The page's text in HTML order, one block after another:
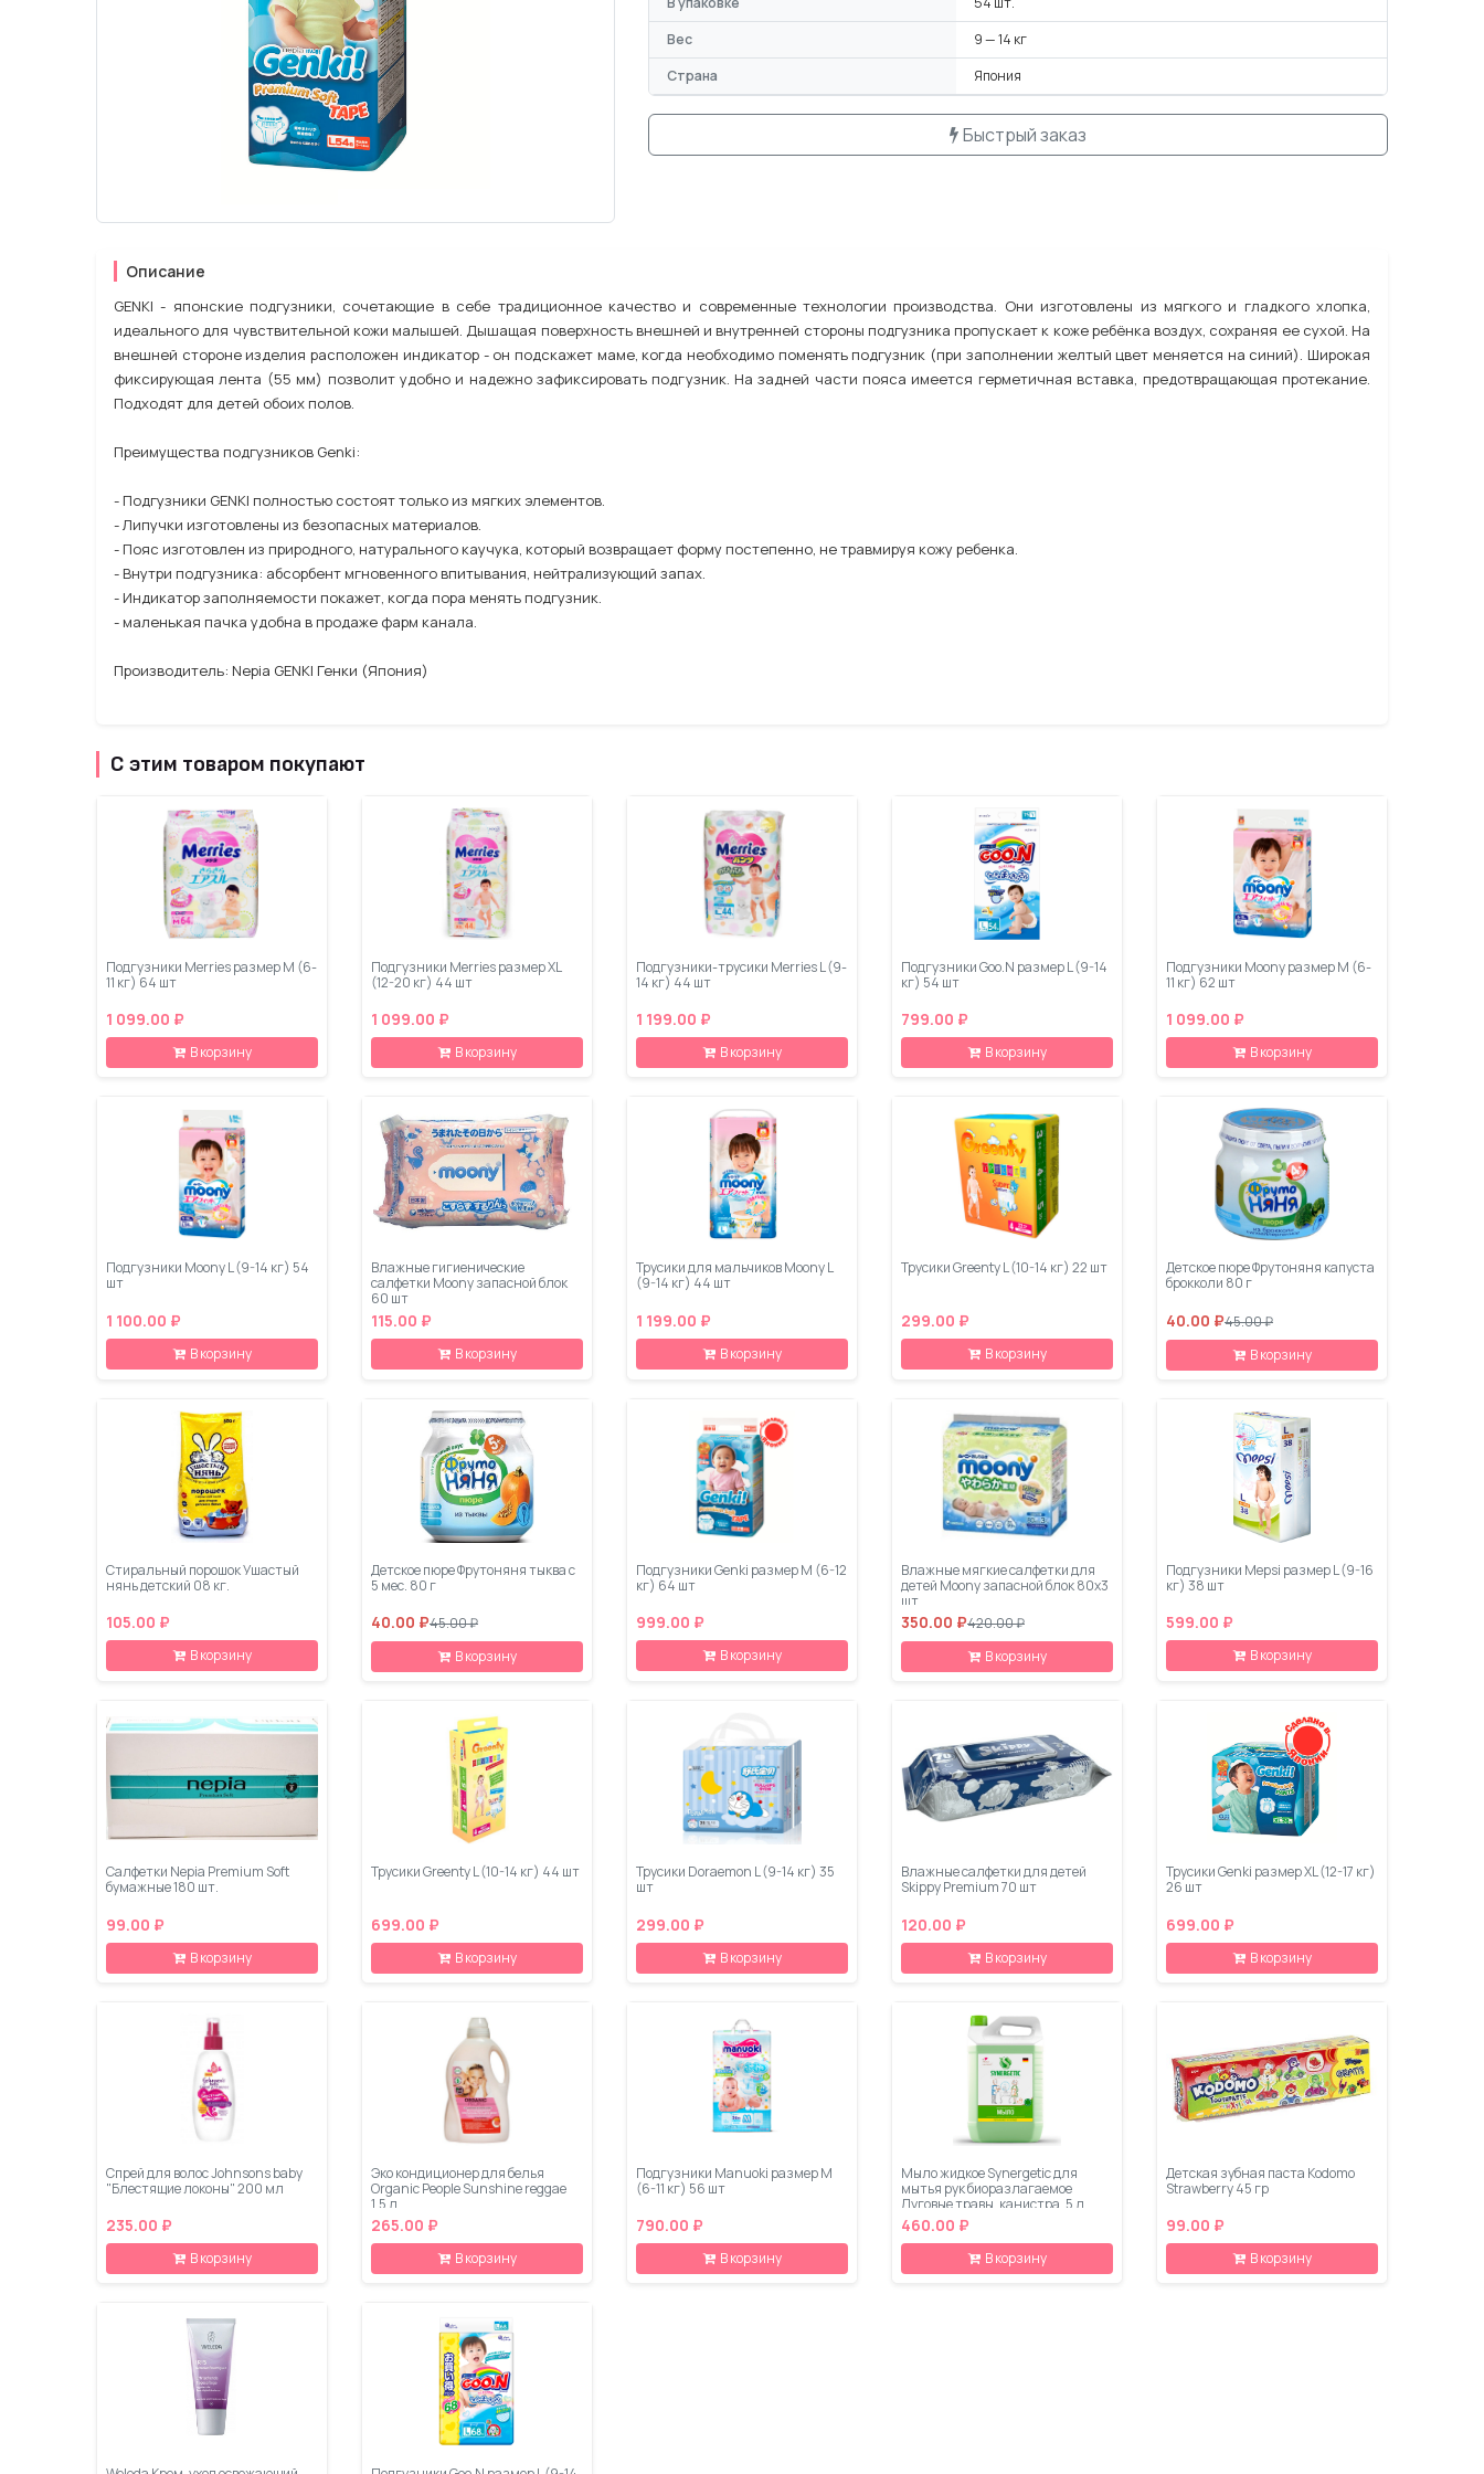
Вес
9 — 14 кг
Страна
Япония
Быстрый заказ
Описание
GENKI - японские подгузники, сочетающие в себе традиционное качество и современные технологии производства. Они изготовлены из мягкого и гладкого хлопка,
идеального для чувствительной кожи малышей. Дышащая поверхность внешней и внутренней стороны подгузника пропускает к коже ребёнка воздух, сохраняя ее сухой. На
внешней стороне изделия расположен индикатор - он подскажет маме, когда необходимо поменять подгузник (при заполнении желтый цвет меняется на синий). Широкая
фиксирующая лента (55 мм) позволит удобно и надежно зафиксировать подгузник. На задней части пояса имеется герметичная вставка, предотвращающая протекание.
Подходят для детей обоих полов.
Преимущества подгузников Genki:
- Подгузники GENKI полностью состоят только из мягких элементов.
- Липучки изготовлены из безопасных материалов.
- Пояс изготовлен из природного, натурального каучука, который возвращает форму постепенно, не травмируя кожу ребенка.
- Внутри подгузника: абсорбент мгновенного впитывания, нейтрализующий запах.
- Индикатор заполняемости покажет, когда пора менять подгузник.
- маленькая пачка удобна в продаже фарм канала.
Производитель: Nepia GENKI Генки (Япония)
С этим товаром покупают
Подгузники Merries размер М (6-
11 кг) 64 шт
1 099.00 ₽
В корзину
Подгузники Merries размер XL
(12-20 кг) 44 шт
1 099.00 ₽
В корзину
Подгузники-трусики Merries L (9-
14 кг) 44 шт
1 199.00 ₽
В корзину
Подгузники Goo.N размер L (9-14
кг) 54 шт
799.00 ₽
В корзину
Подгузники Moony размер M (6-
11 кг) 62 шт
1 099.00 ₽
В корзину
Подгузники Moony L (9-14 кг) 54
шт
1 100.00 ₽
В корзину
Влажные гигиенические
салфетки Moony запасной блок
60 шт
115.00 ₽
В корзину
Трусики для мальчиков Moony L
(9-14 кг) 44 шт
1 199.00 ₽
В корзину
Трусики Greenty L (10-14 кг) 22 шт
299.00 ₽
В корзину
Детское пюре Фрутоняня капуста
брокколи 80 г
40.00 ₽45.00 ₽
В корзину
Стиральный порошок Ушастый
нянь детский 08 кг.
105.00 ₽
В корзину
Детское пюре Фрутоняня тыква с
5 мес. 80 г
40.00 ₽45.00 ₽
В корзину
Подгузники Genki размер M (6-12
кг) 64 шт
999.00 ₽
В корзину
Влажные мягкие салфетки для
детей Moony запасной блок 80х3
шт
350.00 ₽420.00 ₽
В корзину
Подгузники Mepsi размер L (9-16
кг) 38 шт
599.00 ₽
В корзину
Салфетки Nepia Premium Soft
бумажные 180 шт.
99.00 ₽
В корзину
Трусики Greenty L (10-14 кг) 44 шт
699.00 ₽
В корзину
Трусики Doraemon L (9-14 кг) 35
шт
299.00 ₽
В корзину
Влажные салфетки для детей
Skippy Premium 70 шт
120.00 ₽
В корзину
Трусики Genki размер XL (12-17 кг)
26 шт
699.00 ₽
В корзину
Спрей для волос Johnsons baby
"Блестящие локоны" 200 мл
235.00 ₽
В корзину
Эко кондиционер для белья
Organic People Sunshine reggae
1,5 л
265.00 ₽
В корзину
Подгузники Manuoki размер M
(6-11 кг) 56 шт
790.00 ₽
В корзину
Мыло жидкое Synergetic для
мытья рук биоразлагаемое
Луговые травы, канистра, 5 л
460.00 ₽
В корзину
Детская зубная паста Kodomo
Strawberry 45 гр
99.00 ₽
В корзину